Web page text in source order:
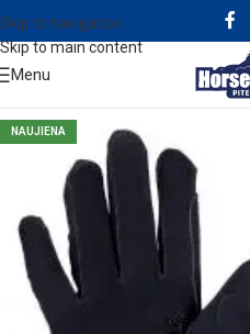
Skip to navigation
Skip to main content
Menu
NAUJIENA